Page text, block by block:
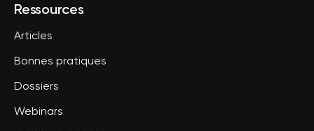
Ressources
Articles
Bonnes pratiques
Dossiers
Webinars